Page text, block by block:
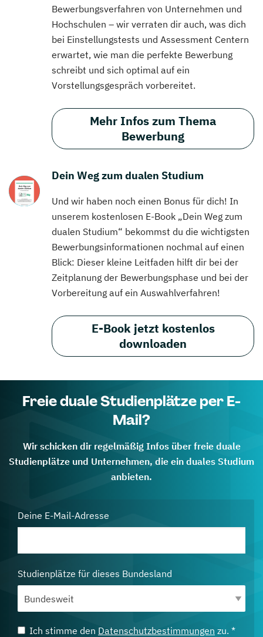
Bewerbungsverfahren von Unternehmen und
Hochschulen – wir verraten dir auch, was dich
bei Einstellungstests und Assessment Centern
erwartet, wie man die perfekte Bewerbung
schreibt und sich optimal auf ein
Vorstellungsgespräch vorbereitet.
Mehr Infos zum Thema
Bewerbung
Dein Weg zum dualen Studium
Und wir haben noch einen Bonus für dich! In
unserem kostenlosen E-Book „Dein Weg zum
dualen Studium“ bekommst du die wichtigsten
Bewerbungsinformationen nochmal auf einen
Blick: Dieser kleine Leitfaden hilft dir bei der
Zeitplanung der Bewerbungsphase und bei der
Vorbereitung auf ein Auswahlverfahren!
E-Book jetzt kostenlos
downloaden
Freie duale Studienplätze per E-
Mail?
Wir schicken dir regelmäßig Infos über freie duale
Studienplätze und Unternehmen, die ein duales Studium
anbieten.
Deine E-Mail-Adresse
Studienplätze für dieses Bundesland
Ich stimme den Datenschutzbestimmungen zu. *